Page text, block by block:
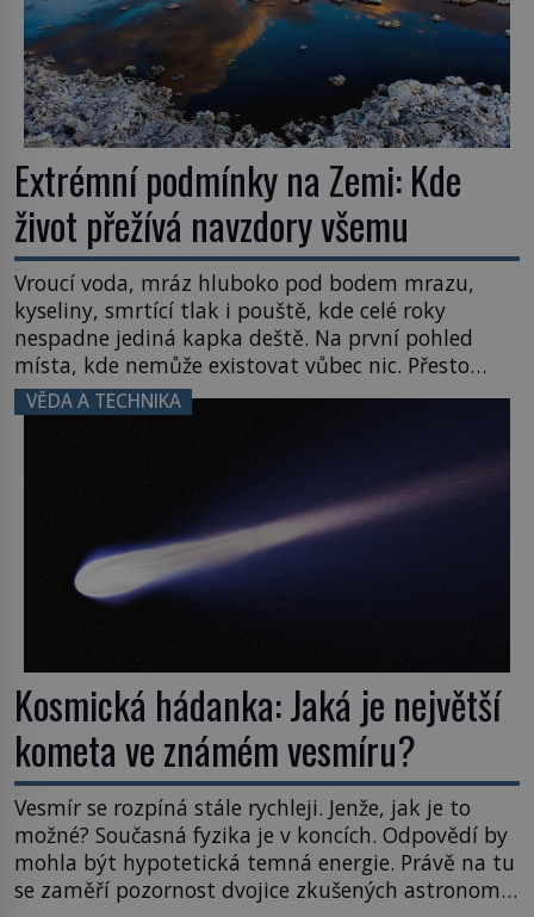
Extrémní podmínky na Zemi: Kde
život přežívá navzdory všemu
Vroucí voda, mráz hluboko pod bodem mrazu,
kyseliny, smrtící tlak i pouště, kde celé roky
nespadne jediná kapka deště. Na první pohled
místa, kde nemůže existovat vůbec nic. Přesto
právě tady vědci objevují organismy, které
posouvají hranice života. Každý nový nález mění
napovídá, kde bychom jednou […]
VĚDA A TECHNIKA
Kosmická hádanka: Jaká je největší
kometa ve známém vesmíru?
Vesmír se rozpíná stále rychleji. Jenže, jak je to
možné? Současná fyzika je v koncích. Odpovědí by
mohla být hypotetická temná energie. Právě na tu
se zaměří pozornost dvojice zkušených astronomů.